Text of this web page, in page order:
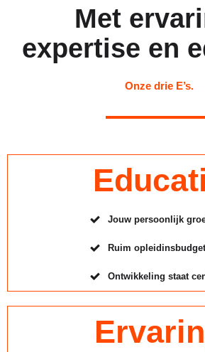
Met
expertise en
Onze drie E’s.
Jouw persoonlijk
Ruim opleidinsbudget
Ontwikkeling staat